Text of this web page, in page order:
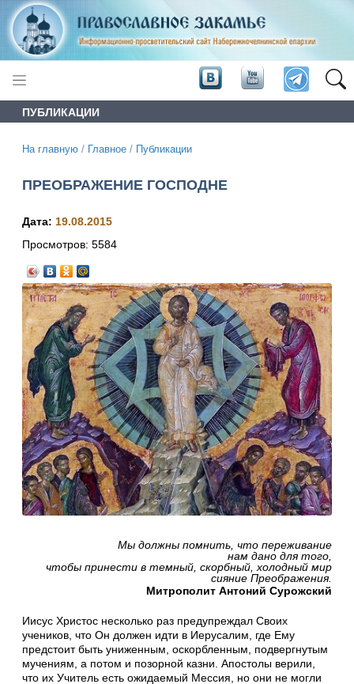
ПУБЛИКАЦИИ
На главную / Главное / Публикации
ПРЕОБРАЖЕНИЕ ГОСПОДНЕ
Дата: 19.08.2015
Просмотров: 5584
Мы должны помнить, что переживание
нам дано для того,
чтобы принести в темный, скорбный, холодный мир
сияние Преображения.
Митрополит Антоний Сурожский
Иисус Христос несколько раз предупреждал Своих
учеников, что Он должен идти в Иерусалим, где Ему
предстоит быть униженным, оскорбленным, подвергнутым
мучениям, а потом и позорной казни. Апостолы верили,
что их Учитель есть ожидаемый Мессия, но они не могли